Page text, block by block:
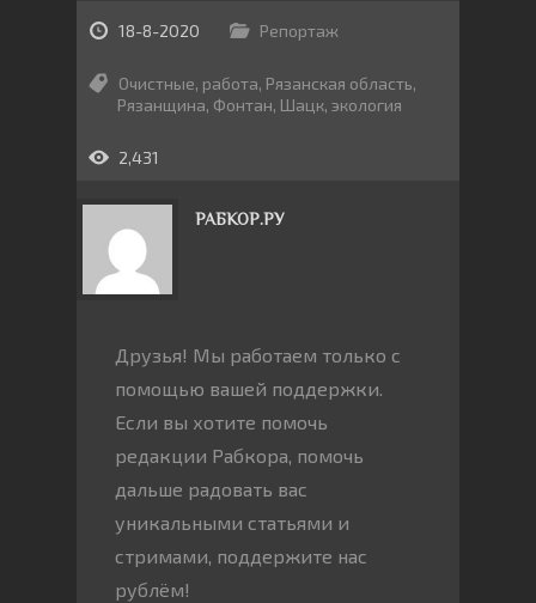
18-8-2020 Репортаж
Очистные, работа, Рязанская область,
Рязанщина, Фонтан, Шацк, экология
2,431
РАБКОР.РУ
Друзья! Мы работаем только с
помощью вашей поддержки.
Если вы хотите помочь
редакции Рабкора, помочь
дальше радовать вас
уникальными статьями и
стримами, поддержите нас
рублём!